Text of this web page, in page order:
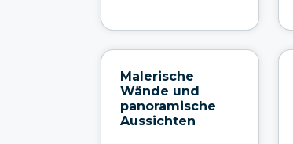
Malerische
Wände und
panoramische
Aussichten